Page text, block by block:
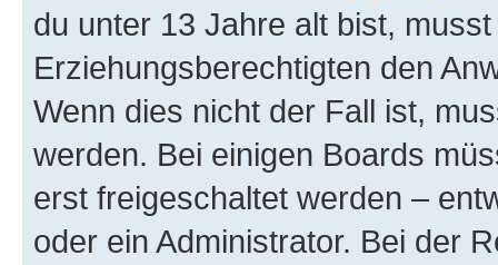
du unter 13 Jahre alt bist,
Erziehungsberechtigten den
Wenn dies nicht der Fall ist,
werden. Bei einigen Boards
erst freigeschaltet werden –
oder ein Administrator. Bei der